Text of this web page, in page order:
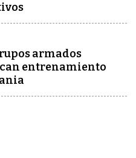
armados
entrenamiento